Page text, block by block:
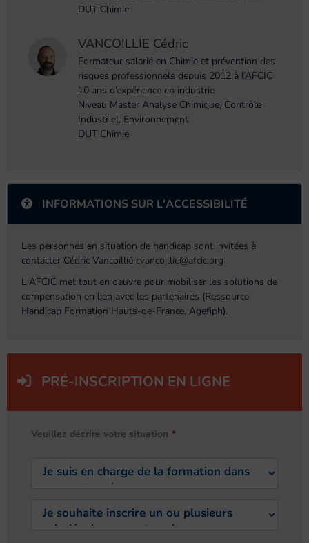
DUT Chimie
VANCOILLIE Cédric
Formateur salarié en Chimie et prévention des
risques professionnels depuis 2012 à l’AFCIC
10 ans d’expérience en industrie
Niveau Master Analyse Chimique, Contrôle
Industriel, Environnement
DUT Chimie
INFORMATIONS SUR L'ACCESSIBILITÉ
Les personnes en situation de handicap sont invitées à
contacter Cédric Vancoillié cvancoillie@afcic.org
L'AFCIC met tout en oeuvre pour mobiliser les solutions de
compensation en lien avec les partenaires (Ressource
Handicap Formation Hauts-de-France, Agefiph).
PRÉ-INSCRIPTION EN LIGNE
Veuillez décrire votre situation